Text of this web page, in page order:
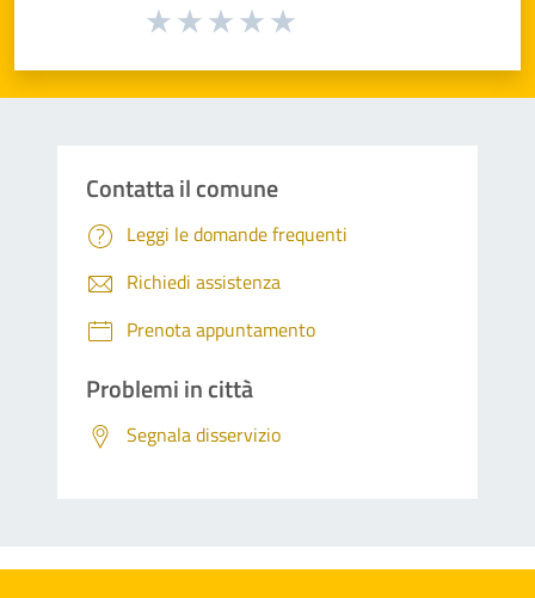
Valuta da 1 a 5 stelle la pagina
Contatta il comune
Leggi le domande frequenti
Richiedi assistenza
Prenota appuntamento
Problemi in città
Segnala disservizio